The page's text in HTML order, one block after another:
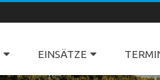
EINSÄTZE